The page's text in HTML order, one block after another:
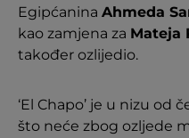
Egipćanina Ahmeda
kao zamjena za Mateja
također ozlijedio.
‘El Chapo’ je u nizu od
što neće zbog ozljede